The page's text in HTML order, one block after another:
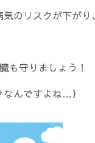
のリスクが下がり、
も守りましょう！
なんですよね…）